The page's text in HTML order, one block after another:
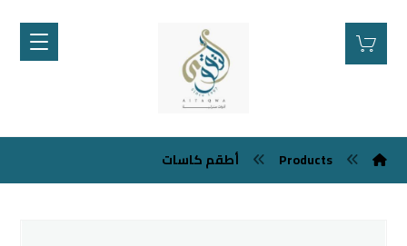
Products أطقم كاسات